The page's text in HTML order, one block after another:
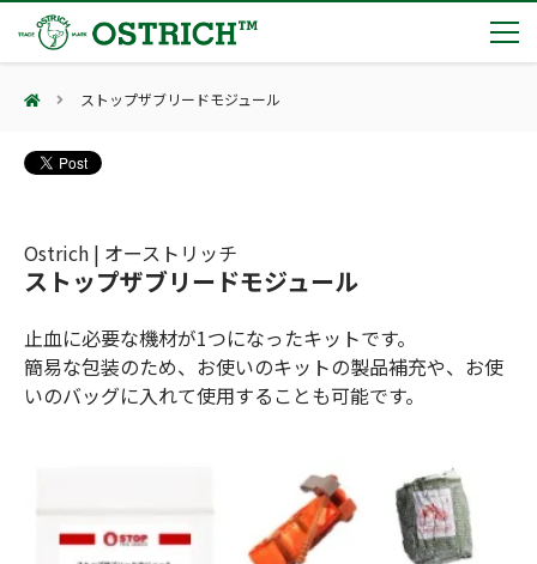
製品カテゴリー
輸血保冷庫
(Bear Avoidance)
防刃対策
(Cut Resistant)
止血・止血キット
(Massive Hemorrhage)
気道管理
(Airway)
低体温防止
(Hypothermia)
夏季休業のお知らせ
第7回 地域×Tech東北 ご来場ありがとうございました！
2展示会【①危機管理産業展(RISCON TOKYO)2026】【②テロ対策特殊装備展（SEECAT）】に同時出展いたします
オーストリッチ熊対策カタログ
もっと見る
会社案内
会社案内
会社概要
カタログ
採用情報（外部サイトに移動します）
お問合せ
ストップザブリードモジュール
Ostrich | オーストリッチ
ストップザブリードモジュール
止血に必要な機材が1つになったキットです。
簡易な包装のため、お使いのキットの製品補充や、お使
いのバッグに入れて使用することも可能です。